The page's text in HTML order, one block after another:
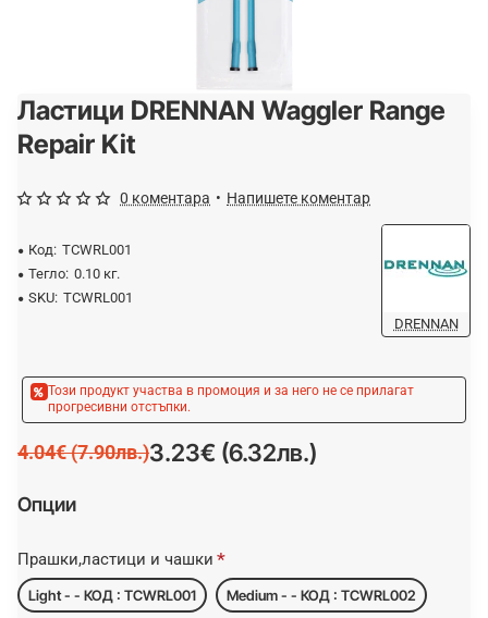
-20%
Ластици DRENNAN Waggler Range
Repair Kit
Код: TCWRL001
Тегло: 0.10 кг.
SKU: TCWRL001
DRENNAN
0 коментара • Напишете коментар
Този продукт участва в промоция и за него не се прилагат
прогресивни отстъпки.
3.23€ (6.32лв.)
4.04€ (7.90лв.)
Опции
Прашки,ластици и чашки
Light - - КОД : TCWRL001 Medium - - КОД : TCWRL002